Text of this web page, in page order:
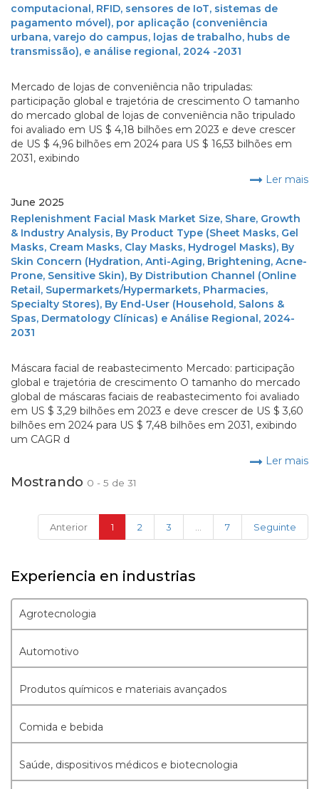
computacional, RFID, sensores de IoT, sistemas de
pagamento móvel), por aplicação (conveniência
urbana, varejo do campus, lojas de trabalho, hubs de
transmissão), e análise regional, 2024 -2031
Mercado de lojas de conveniência não tripuladas:
participação global e trajetória de crescimento O tamanho
do mercado global de lojas de conveniência não tripulado
foi avaliado em US $ 4,18 bilhões em 2023 e deve crescer
de US $ 4,96 bilhões em 2024 para US $ 16,53 bilhões em
2031, exibindo
Ler mais
June 2025
Replenishment Facial Mask Market Size, Share, Growth
& Industry Analysis, By Product Type (Sheet Masks, Gel
Masks, Cream Masks, Clay Masks, Hydrogel Masks), By
Skin Concern (Hydration, Anti-Aging, Brightening, Acne-
Prone, Sensitive Skin), By Distribution Channel (Online
Retail, Supermarkets/Hypermarkets, Pharmacies,
Specialty Stores), By End-User (Household, Salons &
Spas, Dermatology Clínicas) e Análise Regional, 2024-
2031
Máscara facial de reabastecimento Mercado: participação
global e trajetória de crescimento O tamanho do mercado
global de máscaras faciais de reabastecimento foi avaliado
em US $ 3,29 bilhões em 2023 e deve crescer de US $ 3,60
bilhões em 2024 para US $ 7,48 bilhões em 2031, exibindo
um CAGR d
Ler mais
Mostrando 0 - 5 de 31
Anterior 1 (current)
2 3 7 Seguinte
Experiencia en industrias
Agrotecnologia
Automotivo
Produtos químicos e materiais avançados
Comida e bebida
Saúde, dispositivos médicos e biotecnologia